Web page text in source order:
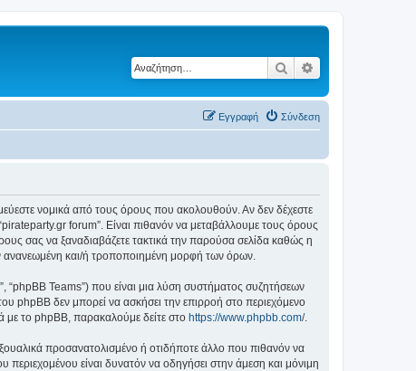
Αναζήτηση
Σύνδεση
Εγγραφή
νομικά από τους όρους που ακολουθούν. Αν δεν δέχεστε
forum”. Είναι πιθανόν να μεταβάλλουμε τους όρους
σας να ξαναδιαβάζετε τακτικά την παρούσα σελίδα καθώς η
ανανεωμένη και/ή τροποποιημένη μορφή των όρων.
“phpBB Teams”) που είναι μια λύση συστήματος συζητήσεων
phpBB δεν μπορεί να ασκήσει την επιρροή στο περιεχόμενο
με το phpBB, παρακαλούμε δείτε στο https://www.phpbb.com/.
προσανατολισμένο ή οτιδήποτε άλλο που πιθανόν να
περιεχομένου είναι δυνατόν να οδηγήσει στην άμεση και μόνιμη